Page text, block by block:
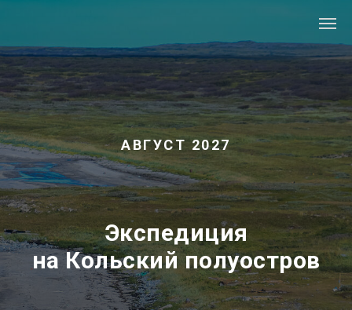
АВГУСТ 2027
Экспедиция
на Кольский полуостров